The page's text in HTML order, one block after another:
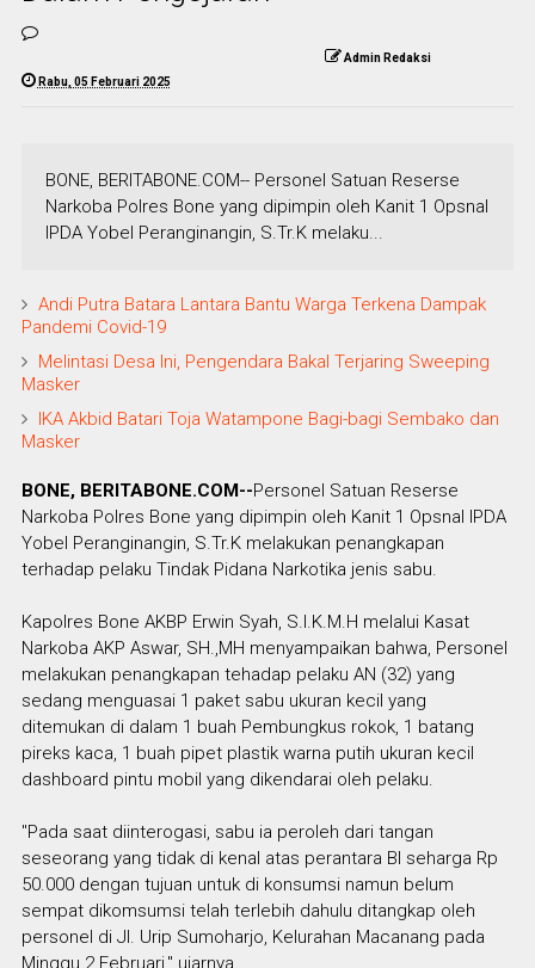
Admin Redaksi
Rabu, 05 Februari 2025
BONE, BERITABONE.COM-- Personel Satuan Reserse
Narkoba Polres Bone yang dipimpin oleh Kanit 1 Opsnal
IPDA Yobel Peranginangin, S.Tr.K melaku...
Andi Putra Batara Lantara Bantu Warga Terkena Dampak
Pandemi Covid-19
Melintasi Desa Ini, Pengendara Bakal Terjaring Sweeping
Masker
IKA Akbid Batari Toja Watampone Bagi-bagi Sembako dan
Masker
BONE, BERITABONE.COM--Personel Satuan Reserse
Narkoba Polres Bone yang dipimpin oleh Kanit 1 Opsnal IPDA
Yobel Peranginangin, S.Tr.K melakukan penangkapan
terhadap pelaku Tindak Pidana Narkotika jenis sabu.
Kapolres Bone AKBP Erwin Syah, S.I.K.M.H melalui Kasat
Narkoba AKP Aswar, SH.,MH menyampaikan bahwa, Personel
melakukan penangkapan tehadap pelaku AN (32) yang
sedang menguasai 1 paket sabu ukuran kecil yang
ditemukan di dalam 1 buah Pembungkus rokok, 1 batang
pireks kaca, 1 buah pipet plastik warna putih ukuran kecil
dashboard pintu mobil yang dikendarai oleh pelaku.
"Pada saat diinterogasi, sabu ia peroleh dari tangan
seseorang yang tidak di kenal atas perantara BI seharga Rp
50.000 dengan tujuan untuk di konsumsi namun belum
sempat dikomsumsi telah terlebih dahulu ditangkap oleh
personel di Jl. Urip Sumoharjo, Kelurahan Macanang pada